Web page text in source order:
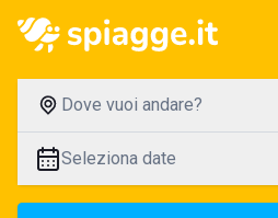
Dove vuoi andare?
Seleziona date